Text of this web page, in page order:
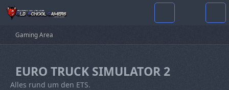
Gaming Area
EURO TRUCK SIMULATOR 2
Alles rund um den ETS.